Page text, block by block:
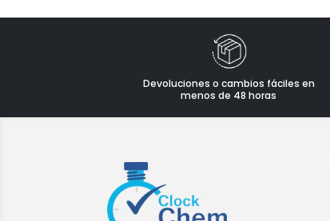
Devoluciones o cambios fáciles en
menos de 48 horas